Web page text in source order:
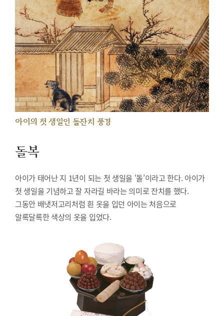
아이의 첫 생일인 돌잔치 풍경
돌복
아이가 태어난 지 1년이 되는 첫 생일을 ‘돌’이라고 한다. 아이가
첫 생일을 기념하고 잘 자라길 바라는 의미로 잔치를 했다.
그동안 배냇저고리처럼 흰 옷을 입던 아이는 처음으로
알록달록한 색상의 옷을 입었다.